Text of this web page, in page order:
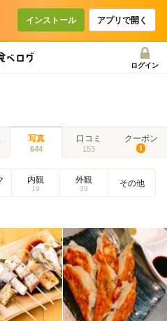
インストール アプリで開く
ログイン
写真
644
口コミ
153
クーポン
1
内観
19
外観
39
その他